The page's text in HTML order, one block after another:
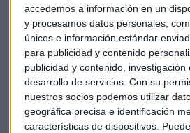
accedemos a información en un
y procesamos datos personales,
únicos e información estándar
para publicidad y contenido
publicidad y contenido, investigación
desarrollo de servicios. Con su
nuestros socios podemos utilizar
geográfica precisa e identificación
características de dispositivos.
El estudio corrobora que la tercera
trabajadores duerme solo 6 horas,
recomendación se encuentra en las 7
diarias.
Este es el enlace de la información
Unidos al respecto.